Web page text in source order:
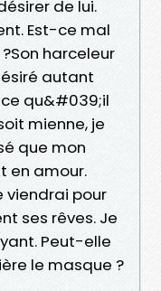
de lui.
Est-ce mal
harceleur
autant
qu&#039;il
mienne, je
que mon
en amour.
viendrai pour
ses rêves. Je
Peut-elle
le masque ?